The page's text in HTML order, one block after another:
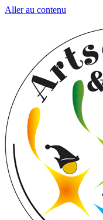
Aller au contenu